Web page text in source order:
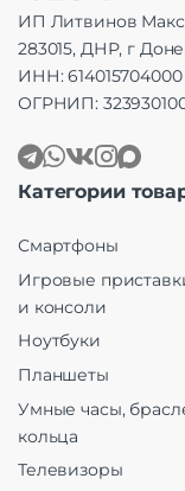
ИП Литвинов
283015, ДНР, г
ИНН: 614015704000
ОГРНИП:
Категории
Смартфоны
Игровые
и консоли
Ноутбуки
Планшеты
Умные часы,
кольца
Телевизоры